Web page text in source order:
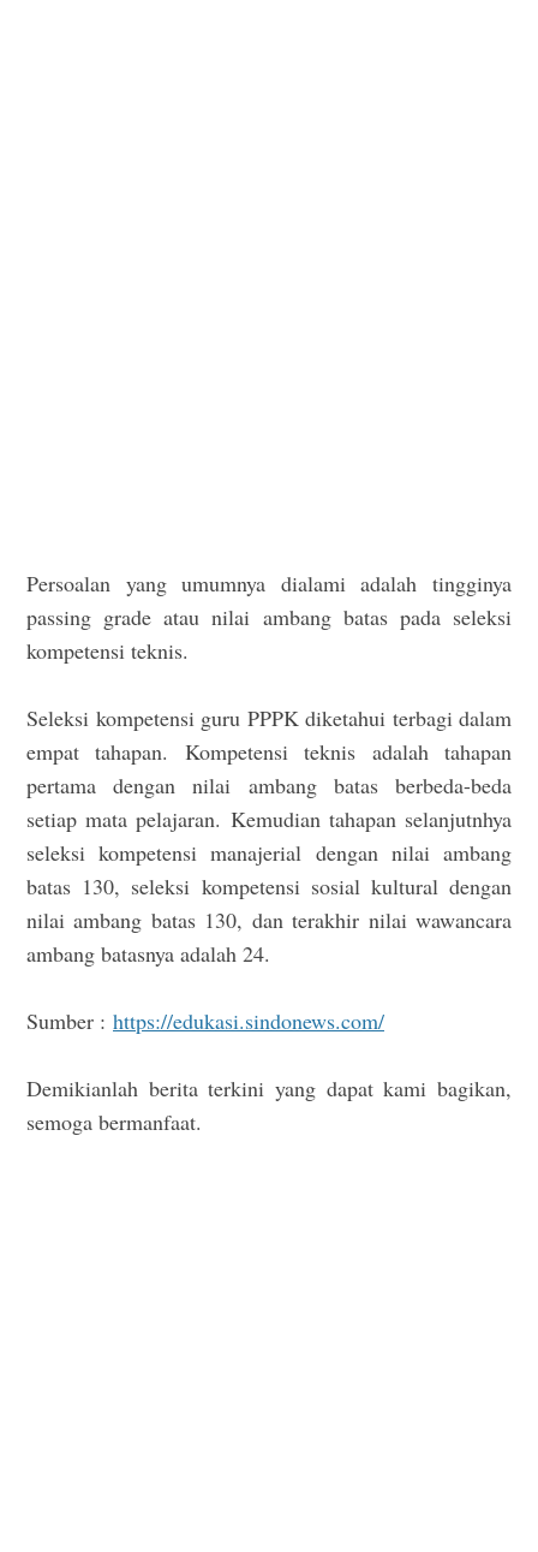
Persoalan yang umumnya dialami adalah tingginya
passing grade atau nilai ambang batas pada seleksi
kompetensi teknis.
Seleksi kompetensi guru PPPK diketahui terbagi dalam
empat tahapan. Kompetensi teknis adalah tahapan
pertama dengan nilai ambang batas berbeda-beda
setiap mata pelajaran. Kemudian tahapan selanjutnhya
seleksi kompetensi manajerial dengan nilai ambang
batas 130, seleksi kompetensi sosial kultural dengan
nilai ambang batas 130, dan terakhir nilai wawancara
ambang batasnya adalah 24.
Sumber : https://edukasi.sindonews.com/
Demikianlah berita terkini yang dapat kami bagikan,
semoga bermanfaat.